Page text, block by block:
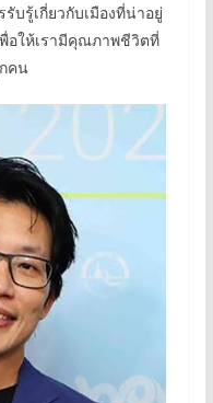
บรู้เกี่ยวกับเมืองที่น่าอยู่
อให้เรามีคุณภาพชีวิตที่
คน